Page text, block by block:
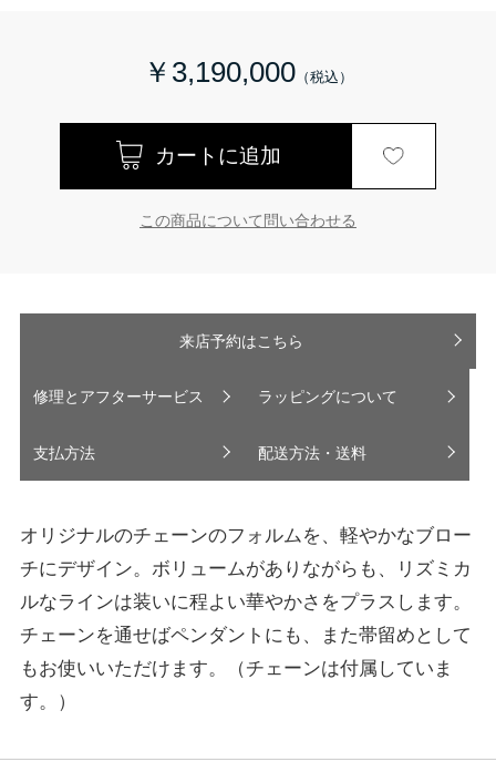
￥3,190,000
この商品について問い合わせる
来店予約はこちら
修理とアフターサービス ラッピングについて
支払方法 配送方法・送料
オリジナルのチェーンのフォルムを、軽やかなブロー
チにデザイン。ボリュームがありながらも、リズミカ
ルなラインは装いに程よい華やかさをプラスします。
チェーンを通せばペンダントにも、また帯留めとして
もお使いいただけます。（チェーンは付属していま
す。）